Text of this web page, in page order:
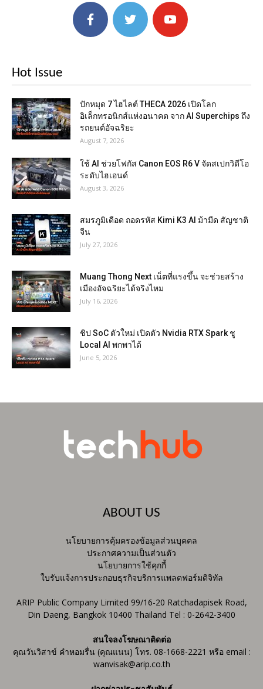
Hot Issue
ปักหมุด 7 ไฮไลต์ THECA 2026 เปิดโลก
อิเล็กทรอนิกส์แห่งอนาคต จาก AI Superchips ถึง
รถยนต์อัจฉริยะ
August 7, 2026
ใช้ AI ช่วยโฟกัส Canon EOS R6 V จัดสเปกวิดีโอ
ระดับไฮเอนด์
August 3, 2026
สมรภูมิเดือด ถอดรหัส Kimi K3 AI ม้ามืด สัญชาติ
จีน
July 27, 2026
Muang Thong Next เน็ตที่แรงขึ้น จะช่วยสร้าง
เมืองอัจฉริยะได้จริงไหม
July 16, 2026
ชิป SoC ตัวใหม่ เปิดตัว Nvidia RTX Spark ชู
Local AI พกพาได้
June 5, 2026
ABOUT US
นโยบายการคุ้มครองข้อมูลส่วนบุคคล
ประกาศความเป็นส่วนตัว
นโยบายการใช้คุกกี้
ใบรับแจ้งการประกอบธุรกิจบริการแพลตฟอร์มดิจิทัล
ARIP Public Company Limited 99/16-20 Ratchadapisek Road,
Din Daeng, Bangkok 10400 Thailand Tel : 0-2642-3400
สนใจลงโฆษณาติดต่อ
คุณวันวิสาข์ คำหอมรื่น (คุณแนน) โทร. 08-1668-2221 หรือ email :
wanvisak@arip.co.th